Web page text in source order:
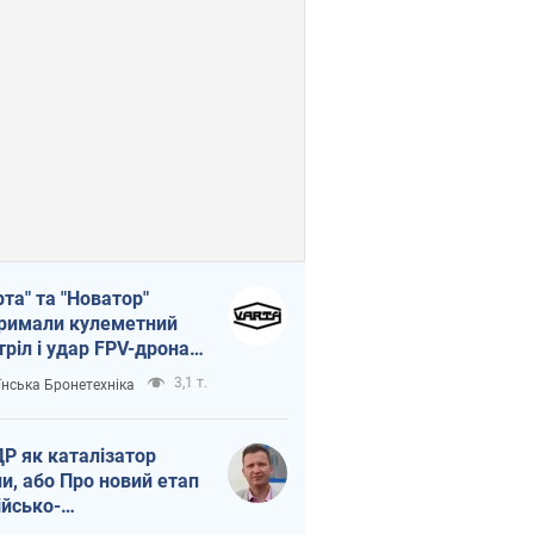
та "Новатор"
кулеметний
і удар FPV-дрона,
життя
ЗСУ
Бронетехніка 3,1 т.
як каталізатор
або Про новий етап